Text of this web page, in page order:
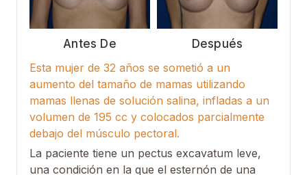
Antes De
Después
Esta mujer de 32 años se sometió a un
aumento del tamaño de mamas utilizando
mamas llenas de solución salina, infladas a un
volumen de 195 cc y colocados parcialmente
debajo del músculo pectoral.
La paciente tiene un pectus excavatum leve,
una condición en la que el esternón de una